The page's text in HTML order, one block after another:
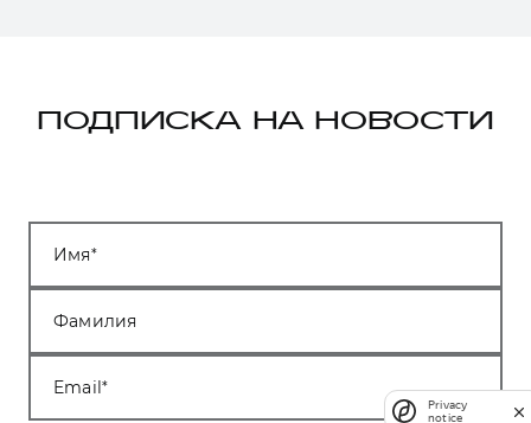
ПОДПИСКА НА НОВОСТИ
Имя
Фамилия
Email
Privacy
notice